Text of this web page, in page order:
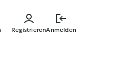
RegistrierenAnmelden